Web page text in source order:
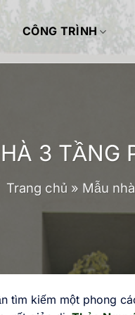
CÔNG TRÌNH
3 TẦNG
Trang chủ » Mẫu nhà
tìm kiếm một phong